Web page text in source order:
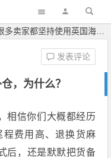
多卖家都坚持使用英国海外仓，为什么？
，为什么？
发表评论
相信你们大概都经历
费用高、退换货麻
后，还是默默把货备